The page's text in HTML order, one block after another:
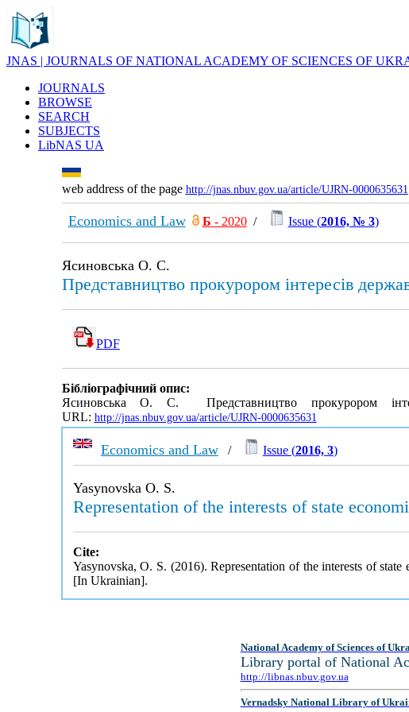
JNAS | JOURNALS OF NATIONAL ACADEMY OF SCIENCES OF
JOURNALS
BROWSE
SEARCH
SUBJECTS
LibNAS UA
web address of the page http://jnas.nbuv.gov.ua/article/UJRN-0000635631
Economics and Law Б - 2020/ Issue (2016, № 3)
Ясиновська О. С.
Представництво прокурором інтересів
PDF
Бібліографічний опис:
Ясиновська О. С. Представництво прокурором
URL: http://jnas.nbuv.gov.ua/article/UJRN-0000635631
Economics and Law/ Issue (2016, 3)
Yasynovska O. S.
Representation of the interests of state
Cite:
Yasynovska, O. S. (2016). Representation of the interests of state
[In Ukrainian].
National Academy of Sciences of
Library portal of National
http://libnas.nbuv.gov.ua
Vernadsky National Library of